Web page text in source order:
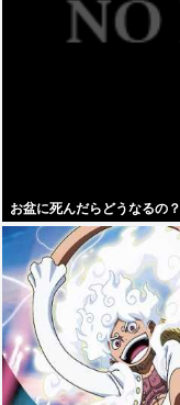
お盆に死んだらどうなるの？